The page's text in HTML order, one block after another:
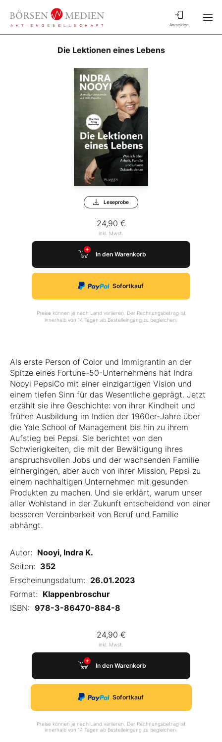
Anmelden
Die Lektionen eines Lebens
Leseprobe
24,90 €
inkl. Mwst.
In den Warenkorb
Sofortkauf
Preise können je nach Land variieren. Der Rechnungsbetrag ist
innerhalb von 14 Tagen ab Bestelleingang zu begleichen.
Als erste Person of Color und Immigrantin an der
Spitze eines Fortune-50-Unternehmens hat Indra
Nooyi PepsiCo mit einer einzigartigen Vision und
einem tiefen Sinn für das Wesentliche geprägt. Jetzt
erzählt sie ihre Geschichte: von ihrer Kindheit und
frühen Ausbildung im Indien der 1960er-Jahre über
die Yale School of Management bis hin zu ihrem
Aufstieg bei Pepsi. Sie berichtet von den
Schwierigkeiten, die mit der Bewältigung ihres
anspruchsvollen Jobs und der wachsenden Familie
einhergingen, aber auch von ihrer Mission, Pepsi zu
einem nachhaltigen Unternehmen mit gesunden
Produkten zu machen. Und sie erklärt, warum unser
aller Wohlstand in der Zukunft entscheidend von einer
besseren Vereinbarkeit von Beruf und Familie
abhängt.
Autor: Nooyi, Indra K.
Seiten: 352
Erscheinungsdatum: 26.01.2023
Format: Klappenbroschur
ISBN: 978-3-86470-884-8
24,90 €
inkl. Mwst.
In den Warenkorb
Sofortkauf
Preise können je nach Land variieren. Der Rechnungsbetrag ist
innerhalb von 14 Tagen ab Bestelleingang zu begleichen.